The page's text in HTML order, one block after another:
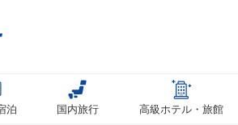
泊 国内旅行 高級ホテル・旅館